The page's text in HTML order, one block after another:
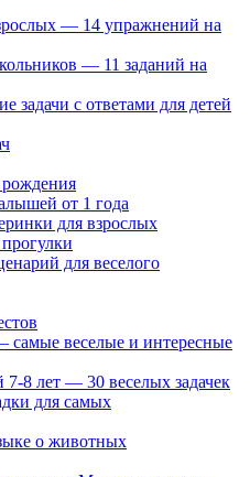
— 14 упражнений на
— 11 заданий на
задачи с ответами для детей
от 1 года
для взрослых
для веселого
самые веселые и интересные
7-8 лет — 30 веселых задачек
для самых
о животных